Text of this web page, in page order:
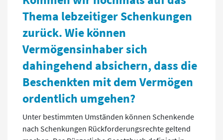
Thema lebzeitiger Schenkungen
zurück. Wie können
Vermögensinhaber sich
dahingehend absichern, dass die
Beschenkten mit dem Vermögen
ordentlich umgehen?
Unter bestimmten Umständen können Schenkende
nach Schenkungen Rückforderungsrechte geltend